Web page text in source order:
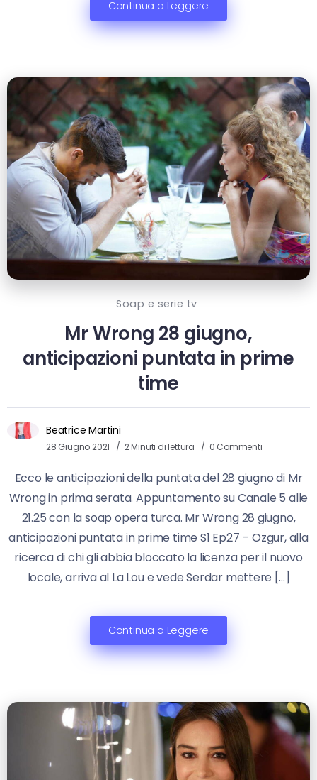
Continua a Leggere
Soap e serie tv
Mr Wrong 28 giugno,
anticipazioni puntata in prime
time
Beatrice Martini
28 Giugno 2021 2 Minuti di lettura 0 Commenti
Ecco le anticipazioni della puntata del 28 giugno di Mr
Wrong in prima serata. Appuntamento su Canale 5 alle
21.25 con la soap opera turca. Mr Wrong 28 giugno,
anticipazioni puntata in prime time S1 Ep27 – Ozgur, alla
ricerca di chi gli abbia bloccato la licenza per il nuovo
locale, arriva al La Lou e vede Serdar mettere […]
Continua a Leggere